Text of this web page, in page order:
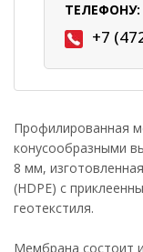
ТЕЛЕФОНУ:
+7
Профилированная
конусообразными
8 мм,
(HDPE) с
геотекстиля.
Мембрана состоит